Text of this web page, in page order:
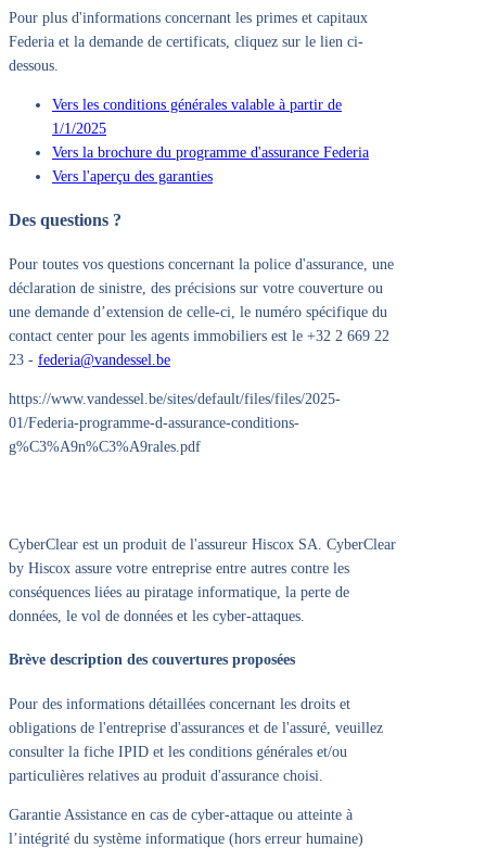
Pour plus d'informations concernant les primes et capitaux
Federia et la demande de certificats, cliquez sur le lien ci-
dessous.
Vers les conditions générales valable à partir de
1/1/2025
Vers la brochure du programme d'assurance Federia
Vers l'aperçu des garanties
Des questions ?
Pour toutes vos questions concernant la police d'assurance, une
déclaration de sinistre, des précisions sur votre couverture ou
une demande d’extension de celle-ci, le numéro spécifique du
contact center pour les agents immobiliers est le +32 2 669 22
23 - federia@vandessel.be
https://www.vandessel.be/sites/default/files/files/2025-
01/Federia-programme-d-assurance-conditions-
g%C3%A9n%C3%A9rales.pdf
CyberClear est un produit de l'assureur Hiscox SA. CyberClear
by Hiscox assure votre entreprise entre autres contre les
conséquences liées au piratage informatique, la perte de
données, le vol de données et les cyber-attaques.
Brève description des couvertures proposées
Pour des informations détaillées concernant les droits et
obligations de l'entreprise d'assurances et de l'assuré, veuillez
consulter la fiche IPID et les conditions générales et/ou
particulières relatives au produit d'assurance choisi.
Garantie Assistance en cas de cyber-attaque ou atteinte à
l’intégrité du système informatique (hors erreur humaine)